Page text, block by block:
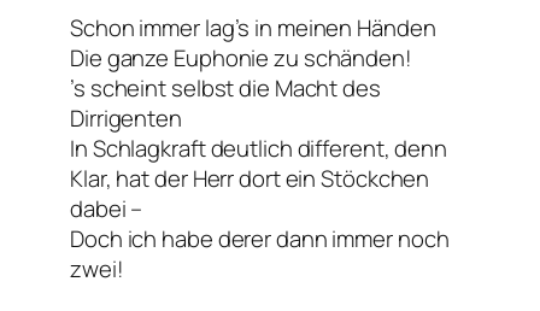
Schon immer lag’s in meinen Händen
Die ganze Euphonie zu schänden!
’s scheint selbst die Macht des
Dirrigenten
In Schlagkraft deutlich different, denn
Klar, hat der Herr dort ein Stöckchen
dabei –
Doch ich habe derer dann immer noch
zwei!